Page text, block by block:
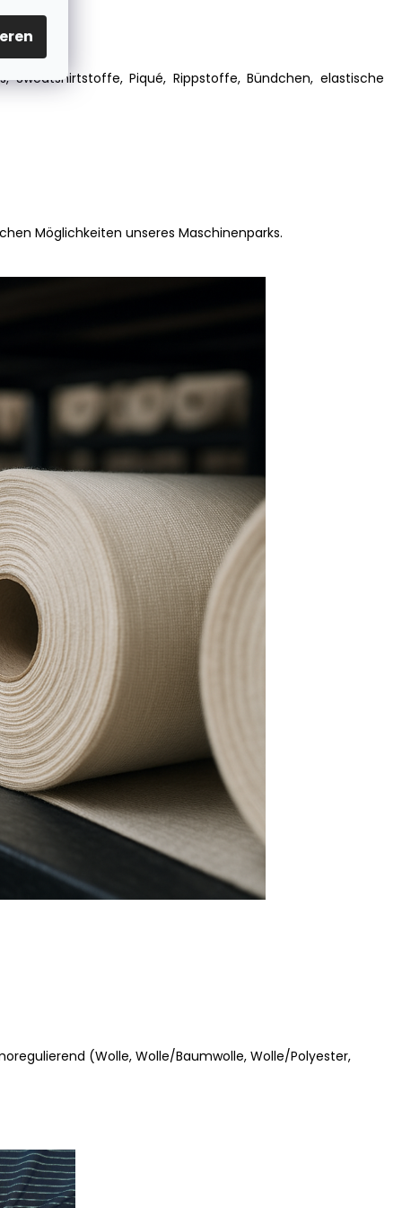
Piqué, Rippstoffe, Bündchen, elastische
Möglichkeiten unseres Maschinenparks.
(Wolle, Wolle/Baumwolle, Wolle/Polyester,